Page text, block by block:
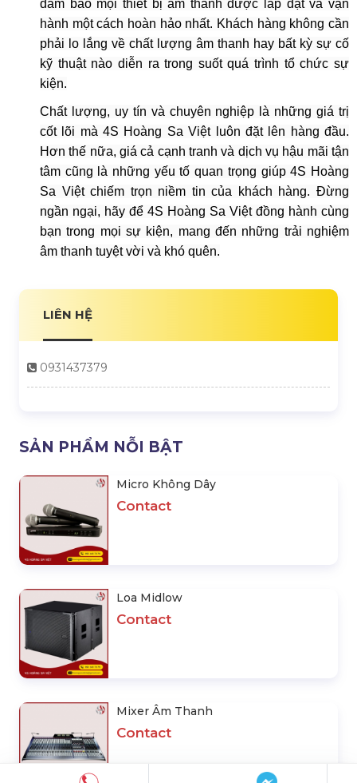
Một điểm đặc biệt mà 4S Hoàng Sa Việt tự hào chính
là đội ngũ kỹ thuật viên chuyên nghiệp, nhiệt huyết và
giàu kinh nghiệm. Họ luôn sẵn sàng tư vấn, hỗ trợ và
đảm bảo mọi thiết bị âm thanh được lắp đặt và vận
hành một cách hoàn hảo nhất. Khách hàng không cần
phải lo lắng về chất lượng âm thanh hay bất kỳ sự cố
kỹ thuật nào diễn ra trong suốt quá trình tổ chức sự
Chất lượng, uy tín và chuyên nghiệp là những giá trị
cốt lõi mà 4S Hoàng Sa Việt luôn đặt lên hàng đầu.
Sa Việt chiếm trọn niềm tin của khách hàng. Đừng
âm thanh tuyệt vời và khó quên.
0931437379
SẢN PHẨM NỖI BẬT